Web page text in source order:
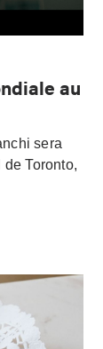
au
sera
Toronto,